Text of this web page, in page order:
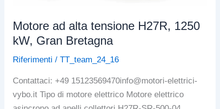
Motore ad alta tensione H27R, 1250
kW, Gran Bretagna
Riferimenti /TT_team_24_16
Contattaci: +49 15123569470info@motori-elettrici-
vybo.it Tipo di motore elettrico Motore elettrico